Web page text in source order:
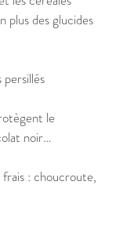
des glucides
le
noir…
: choucroute,